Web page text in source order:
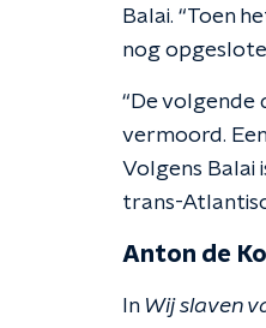
Balai. “Toen
nog
“De volgende
vermoord.
Volgens Balai
trans-
Anton de
In Wij slaven